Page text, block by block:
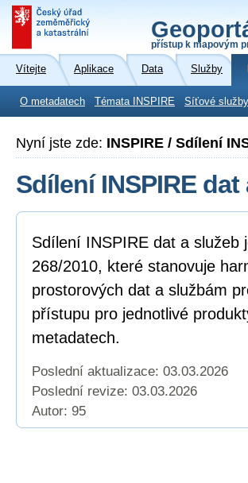
přístup k mapovým
Vítejte Aplikace Data Služby
O metadatech Témata INSPIRE Síťové
Nyní jste zde: INSPIRE / Sdílení
Sdílení INSPIRE
Sdílení INSPIRE dat a
268/2010, které stanovuje
prostorových dat a službám
přístupu pro jednotlivé
metadatech.
Poslední aktualizace: 03.03.2026
Poslední revize: 03.03.2026
Autor: 95